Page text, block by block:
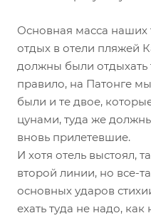
Основная масса наших
отдых в отели пляжей
должны были отдыхать
правило, на Патонге
были и те двое,
цунами, туда же
вновь прилетевшие.
И хотя отель выстоял,
второй линии, но все-
основных ударов
ехать туда не надо, как